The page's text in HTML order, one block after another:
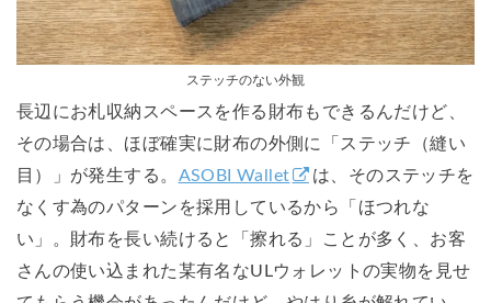
ステッチのない外観
長辺にお札収納スペースを作る財布もできるんだけど、
その場合は、ほぼ確実に財布の外側に「ステッチ（縫い
目）」が発生する。 ASOBI Wallet
は、そのステッチを
なくす為のパターンを採用しているから「ほつれな
い」。財布を長い続けると「擦れる」ことが多く、お客
さんの使い込まれた某有名なULウォレットの実物を見せ